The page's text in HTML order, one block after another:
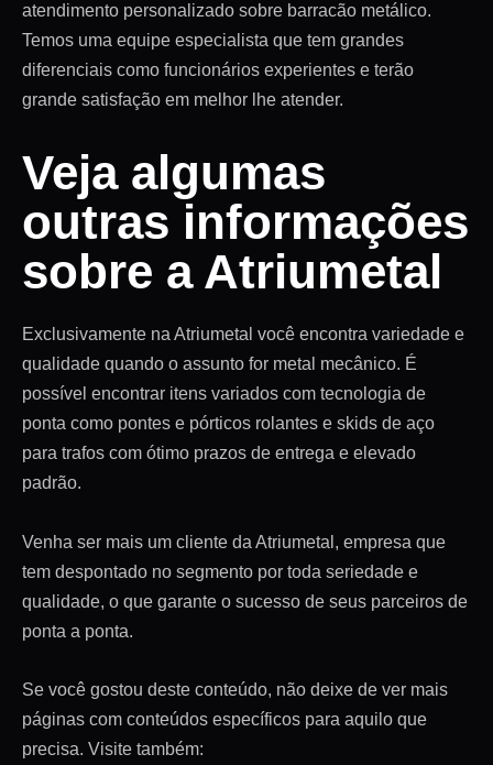
atendimento personalizado sobre barracão metálico.
Temos uma equipe especialista que tem grandes
diferenciais como funcionários experientes e terão
grande satisfação em melhor lhe atender.
Veja algumas
outras informações
sobre a Atriumetal
Exclusivamente na Atriumetal você encontra variedade e
qualidade quando o assunto for metal mecânico. É
possível encontrar itens variados com tecnologia de
ponta como pontes e pórticos rolantes e skids de aço
para trafos com ótimo prazos de entrega e elevado
padrão.
Venha ser mais um cliente da Atriumetal, empresa que
tem despontado no segmento por toda seriedade e
qualidade, o que garante o sucesso de seus parceiros de
ponta a ponta.
Se você gostou deste conteúdo, não deixe de ver mais
páginas com conteúdos específicos para aquilo que
precisa. Visite também: